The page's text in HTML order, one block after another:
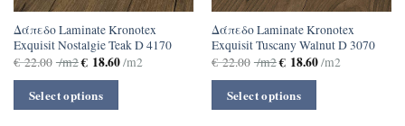
Δάπεδο Laminate Kronotex
Exquisit Nostalgie Teak D 4170
€22.00 /m2€18.60/m2
Select options
Δάπεδο Laminate Kronotex
Exquisit Tuscany Walnut D 3070
€22.00 /m2€18.60/m2
Select options